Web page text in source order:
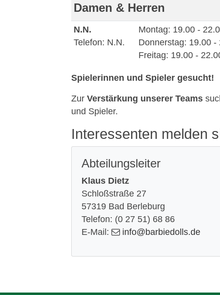
Damen & Herren
N.N.
Telefon: N.N.
Montag: 19.00 -
Donnerstag: 19.00 -
Freitag: 19.00 -
Spielerinnen und Spieler gesucht!
Zur Verstärkung unserer Teams
und Spieler.
Interessenten melden
Abteilungsleiter
Klaus Dietz
Schloßstraße 27
57319 Bad Berleburg
Telefon: (0 27 51) 68 86
E-Mail:
info@barbiedolls.de